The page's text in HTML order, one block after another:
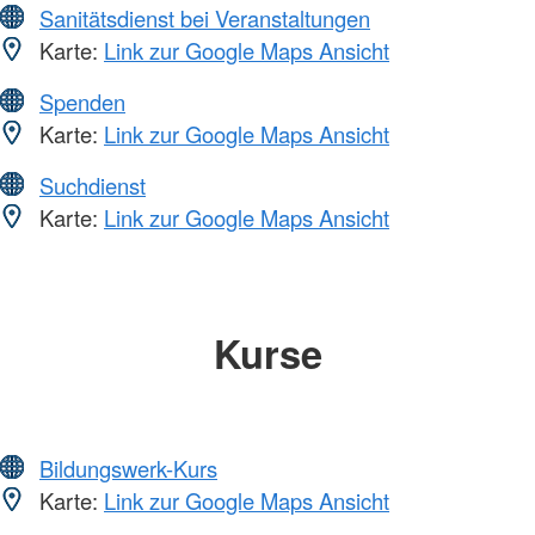
Sanitätsdienst bei Veranstaltungen
Karte: Link zur Google Maps Ansicht
Spenden
Karte: Link zur Google Maps Ansicht
Suchdienst
Karte: Link zur Google Maps Ansicht
Kurse
Bildungswerk-Kurs
Karte: Link zur Google Maps Ansicht